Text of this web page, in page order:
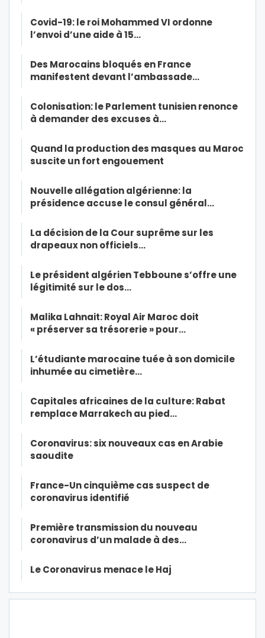
Covid-19: le roi Mohammed VI ordonne
l’envoi d’une aide à 15…
Des Marocains bloqués en France
manifestent devant l’ambassade…
Colonisation: le Parlement tunisien renonce
à demander des excuses à…
Quand la production des masques au Maroc
suscite un fort engouement
Nouvelle allégation algérienne: la
présidence accuse le consul général…
La décision de la Cour suprême sur les
drapeaux non officiels…
Le président algérien Tebboune s’offre une
légitimité sur le dos…
Malika Lahnait: Royal Air Maroc doit
« préserver sa trésorerie » pour…
L’étudiante marocaine tuée à son domicile
inhumée au cimetière…
Capitales africaines de la culture: Rabat
remplace Marrakech au pied…
Coronavirus: six nouveaux cas en Arabie
saoudite
France-Un cinquième cas suspect de
coronavirus identifié
Première transmission du nouveau
coronavirus d’un malade à des…
Le Coronavirus menace le Haj